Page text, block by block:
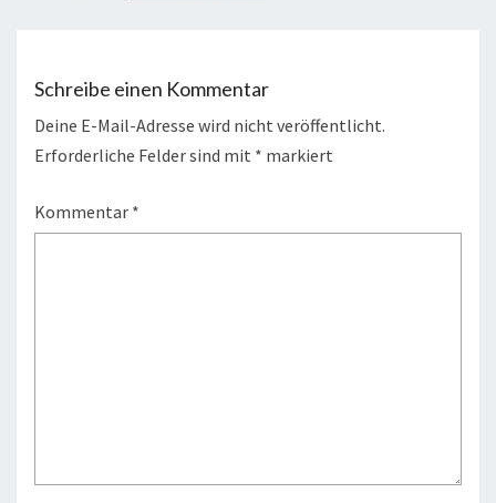
Schreibe einen Kommentar
Deine E-Mail-Adresse wird nicht veröffentlicht.
Erforderliche Felder sind mit * markiert
Kommentar *